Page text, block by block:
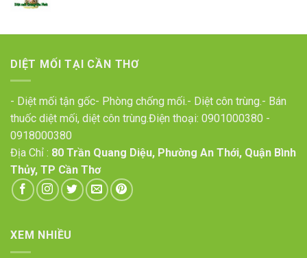
DIỆT MỐI TẠI CẦN THƠ
- Diệt mối tận gốc- Phòng chống mối.- Diệt côn trùng.- Bán
thuốc diệt mối, diệt côn trùng.Điện thoại: 0901000380 -
0918000380
Địa Chỉ : 80 Trần Quang Diệu, Phường An Thới, Quận Bình
Thủy, TP Cần Thơ
XEM NHIỀU